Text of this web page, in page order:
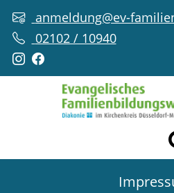
anmeldung@ev-
02102 / 10940